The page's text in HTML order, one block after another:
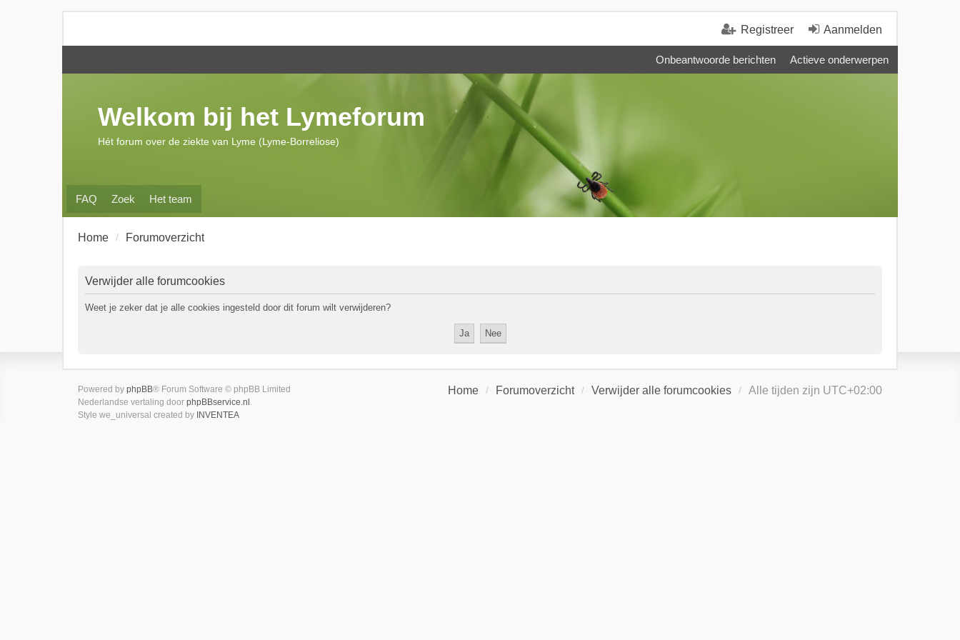
Aanmelden
Registreer
Onbeantwoorde berichten Actieve onderwerpen
FAQ Zoek Het team
Welkom bij het Lymeforum
Hét forum over de ziekte van Lyme (Lyme-Borreliose)
Home Forumoverzicht
Verwijder alle forumcookies
Weet je zeker dat je alle cookies ingesteld door dit forum wilt verwijderen?
Home Forumoverzicht Verwijder alle forumcookies Alle tijden zijn UTC+02:00
Powered by phpBB® Forum Software © phpBB Limited
Nederlandse vertaling door phpBBservice.nl .
Style we_universal created by INVENTEA